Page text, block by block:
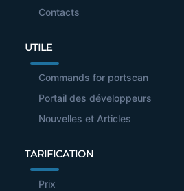
Contacts
UTILE
Commands for portscan
Portail des développeurs
Nouvelles et Articles
TARIFICATION
Prix